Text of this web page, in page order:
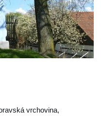
vrchovina,